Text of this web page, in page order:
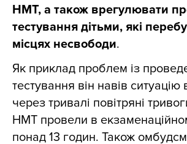
НМТ, а також врегулювати
тестування дітьми, які
місцях несвободи.
Як приклад проблем із
тестування він навів ситуацію
через тривалі повітряні
НМТ провели в
понад 13 годин. Також